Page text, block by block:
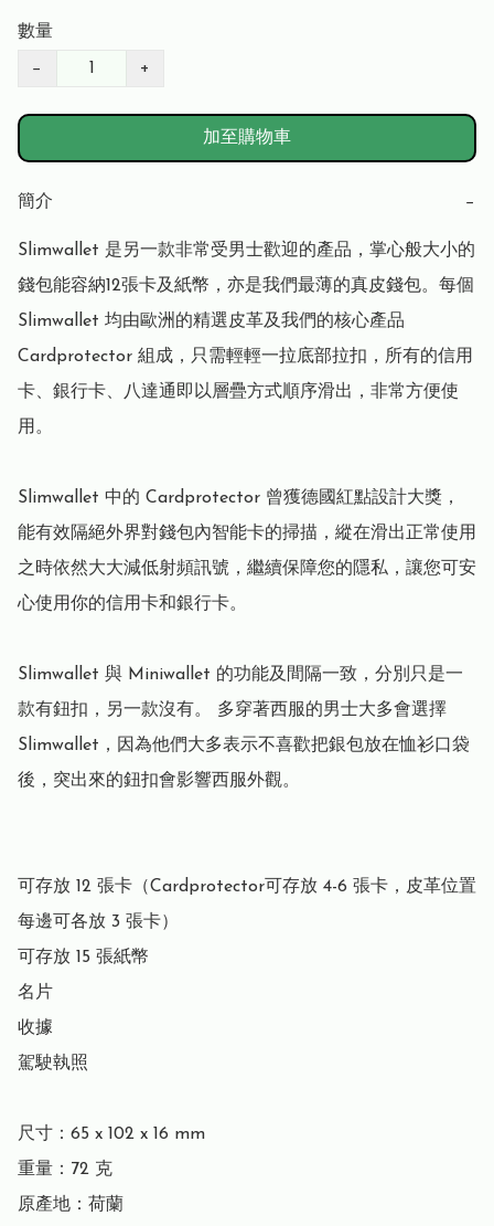
數量
− +
加至購物車
簡介 −
Slimwallet 是另一款非常受男士歡迎的產品，掌心般大小的
錢包能容納12張卡及紙幣，亦是我們最薄的真皮錢包。每個
Slimwallet 均由歐洲的精選皮革及我們的核心產品
Cardprotector 組成，只需輕輕一拉底部拉扣，所有的信用
卡、銀行卡、八達通即以層疊方式順序滑出，非常方便使
用。
Slimwallet 中的 Cardprotector 曾獲德國紅點設計大獎，
能有效隔絕外界對錢包內智能卡的掃描，縱在滑出正常使用
之時依然大大減低射頻訊號，繼續保障您的隱私，讓您可安
心使用你的信用卡和銀行卡。
Slimwallet 與 Miniwallet 的功能及間隔一致，分別只是一
款有鈕扣，另一款沒有。 多穿著西服的男士大多會選擇
Slimwallet，因為他們大多表示不喜歡把銀包放在恤衫口袋
後，突出來的鈕扣會影響西服外觀。
可存放 12 張卡（Cardprotector可存放 4-6 張卡，皮革位置
每邊可各放 3 張卡）
可存放 15 張紙幣
名片
收據
駕駛執照
尺寸：65 x 102 x 16 mm
重量：72 克
原產地：荷蘭